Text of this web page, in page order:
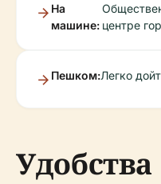
На
машине: центре
Пешком:Легко
Удобства